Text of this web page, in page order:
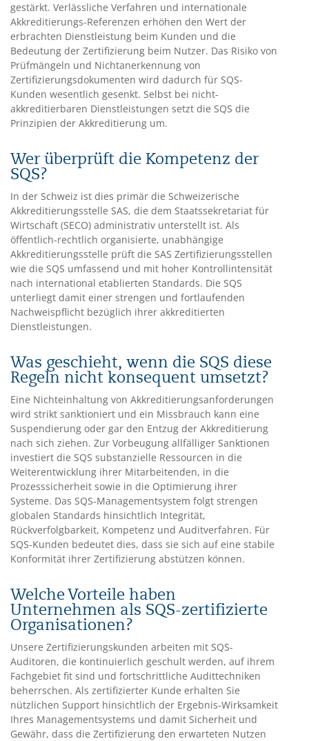
gestärkt. Verlässliche Verfahren und internationale
Akkreditierungs-Referenzen erhöhen den Wert der
erbrachten Dienstleistung beim Kunden und die
Bedeutung der Zertifizierung beim Nutzer. Das Risiko von
Prüfmängeln und Nichtanerkennung von
Zertifizierungsdokumenten wird dadurch für SQS-
Kunden wesentlich gesenkt. Selbst bei nicht-
akkreditierbaren Dienstleistungen setzt die SQS die
Prinzipien der Akkreditierung um.
Wer überprüft die Kompetenz der
SQS?
In der Schweiz ist dies primär die Schweizerische
Akkreditierungsstelle SAS, die dem Staatssekretariat für
Wirtschaft (SECO) administrativ unterstellt ist. Als
öffentlich-rechtlich organisierte, unabhängige
Akkreditierungsstelle prüft die SAS Zertifizierungsstellen
wie die SQS umfassend und mit hoher Kontrollintensität
nach international etablierten Standards. Die SQS
unterliegt damit einer strengen und fortlaufenden
Nachweispflicht bezüglich ihrer akkreditierten
Dienstleistungen.
Was geschieht, wenn die SQS diese
Regeln nicht konsequent umsetzt?
Eine Nichteinhaltung von Akkreditierungsanforderungen
wird strikt sanktioniert und ein Missbrauch kann eine
Suspendierung oder gar den Entzug der Akkreditierung
nach sich ziehen. Zur Vorbeugung allfälliger Sanktionen
investiert die SQS substanzielle Ressourcen in die
Weiterentwicklung ihrer Mitarbeitenden, in die
Prozesssicherheit sowie in die Optimierung ihrer
Systeme. Das SQS-Managementsystem folgt strengen
globalen Standards hinsichtlich Integrität,
Rückverfolgbarkeit, Kompetenz und Auditverfahren. Für
SQS-Kunden bedeutet dies, dass sie sich auf eine stabile
Konformität ihrer Zertifizierung abstützen können.
Welche Vorteile haben
Unternehmen als SQS-zertifizierte
Organisationen?
Unsere Zertifizierungskunden arbeiten mit SQS-
Auditoren, die kontinuierlich geschult werden, auf ihrem
Fachgebiet fit sind und fortschrittliche Audittechniken
beherrschen. Als zertifizierter Kunde erhalten Sie
nützlichen Support hinsichtlich der Ergebnis-Wirksamkeit
Ihres Managementsystems und damit Sicherheit und
Gewähr, dass die Zertifizierung den erwarteten Nutzen